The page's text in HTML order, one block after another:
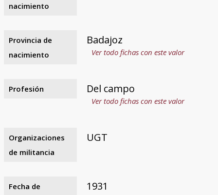
nacimiento
Provincia de
nacimiento
Badajoz
Ver todo fichas con este valor
Profesión Del campo
Ver todo fichas con este valor
Organizaciones
de militancia
UGT
Fecha de
1931